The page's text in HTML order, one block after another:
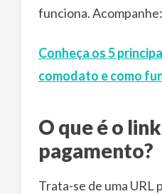
funciona. Acompanhe:
Conheça os 5
comodato e como
O que é o
pagamento?
Trata-se de uma URL